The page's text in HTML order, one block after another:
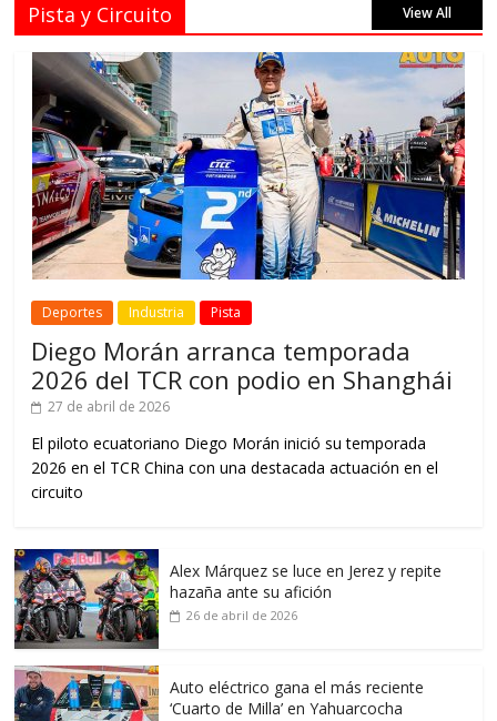
Pista y Circuito View All
Deportes Industria Pista
Diego Morán arranca temporada
2026 del TCR con podio en Shanghái
27 de abril de 2026
El piloto ecuatoriano Diego Morán inició su temporada
2026 en el TCR China con una destacada actuación en el
circuito
Alex Márquez se luce en Jerez y repite
hazaña ante su afición
26 de abril de 2026
Auto eléctrico gana el más reciente
‘Cuarto de Milla’ en Yahuarcocha